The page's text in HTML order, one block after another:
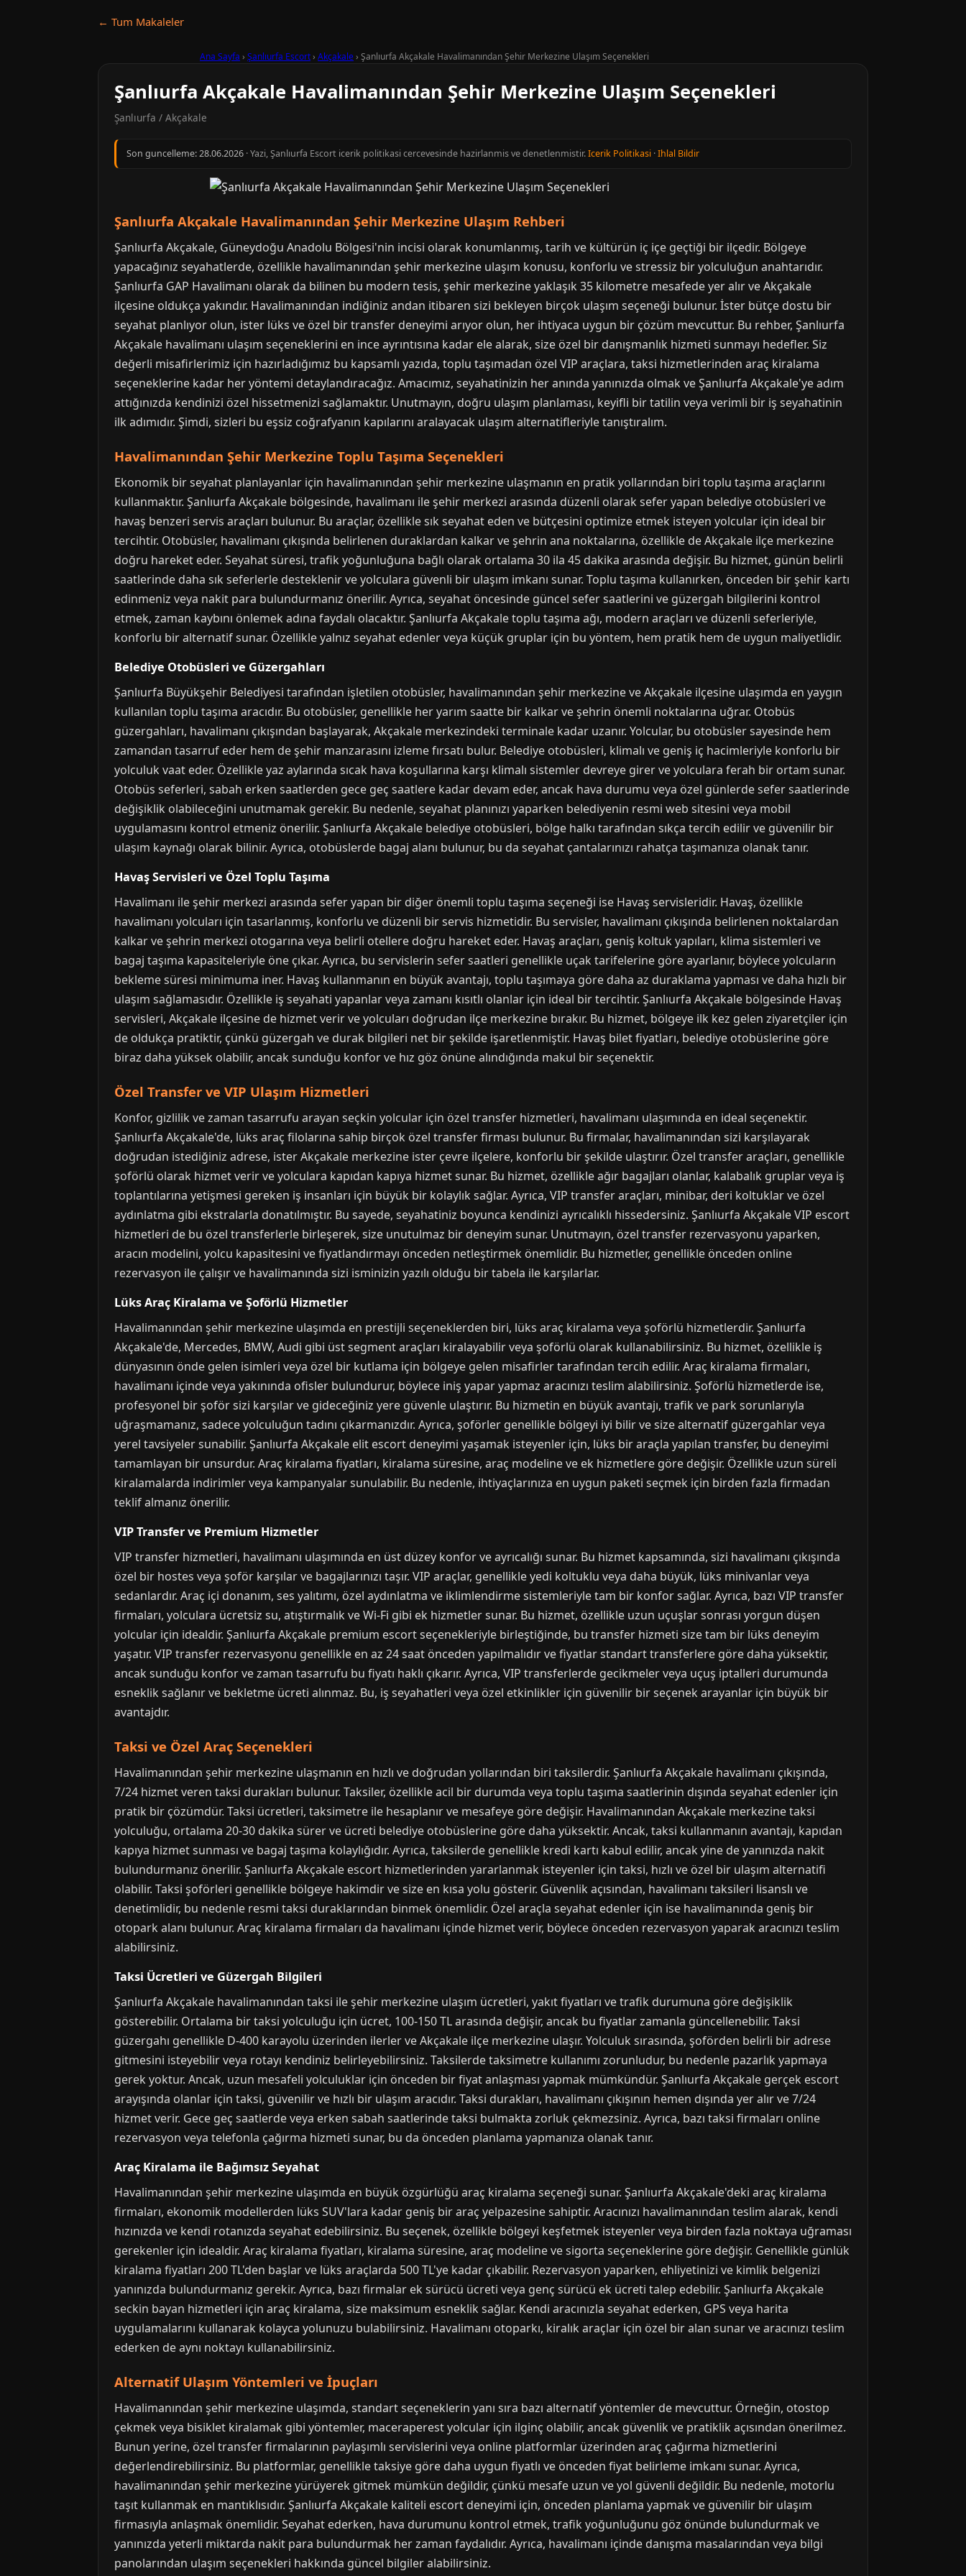
← Tum Makaleler
Ana Sayfa › Şanlıurfa Escort› Akçakale› Şanlıurfa Akçakale Havalimanından Şehir Merkezine Ulaşım Seçenekleri
Şanlıurfa Akçakale Havalimanından Şehir Merkezine Ulaşım Seçenekleri
Şanlıurfa / Akçakale
Son guncelleme:28.06.2026 · Yazi, Şanlıurfa Escort icerik politikasi cercevesinde hazirlanmis ve denetlenmistir.Icerik Politikasi ·Ihlal Bildir
Şanlıurfa Akçakale Havalimanından Şehir Merkezine Ulaşım Rehberi
Şanlıurfa Akçakale, Güneydoğu Anadolu Bölgesi'nin incisi olarak konumlanmış, tarih ve kültürün iç içe geçtiği bir ilçedir. Bölgeye
yapacağınız seyahatlerde, özellikle havalimanından şehir merkezine ulaşım konusu, konforlu ve stressiz bir yolculuğun anahtarıdır.
Şanlıurfa GAP Havalimanı olarak da bilinen bu modern tesis, şehir merkezine yaklaşık 35 kilometre mesafede yer alır ve Akçakale
ilçesine oldukça yakındır. Havalimanından indiğiniz andan itibaren sizi bekleyen birçok ulaşım seçeneği bulunur. İster bütçe dostu bir
seyahat planlıyor olun, ister lüks ve özel bir transfer deneyimi arıyor olun, her ihtiyaca uygun bir çözüm mevcuttur. Bu rehber, Şanlıurfa
Akçakale havalimanı ulaşım seçeneklerini en ince ayrıntısına kadar ele alarak, size özel bir danışmanlık hizmeti sunmayı hedefler. Siz
değerli misafirlerimiz için hazırladığımız bu kapsamlı yazıda, toplu taşımadan özel VIP araçlara, taksi hizmetlerinden araç kiralama
seçeneklerine kadar her yöntemi detaylandıracağız. Amacımız, seyahatinizin her anında yanınızda olmak ve Şanlıurfa Akçakale'ye adım
attığınızda kendinizi özel hissetmenizi sağlamaktır. Unutmayın, doğru ulaşım planlaması, keyifli bir tatilin veya verimli bir iş seyahatinin
ilk adımıdır. Şimdi, sizleri bu eşsiz coğrafyanın kapılarını aralayacak ulaşım alternatifleriyle tanıştıralım.
Havalimanından Şehir Merkezine Toplu Taşıma Seçenekleri
Ekonomik bir seyahat planlayanlar için havalimanından şehir merkezine ulaşmanın en pratik yollarından biri toplu taşıma araçlarını
kullanmaktır. Şanlıurfa Akçakale bölgesinde, havalimanı ile şehir merkezi arasında düzenli olarak sefer yapan belediye otobüsleri ve
havaş benzeri servis araçları bulunur. Bu araçlar, özellikle sık seyahat eden ve bütçesini optimize etmek isteyen yolcular için ideal bir
tercihtir. Otobüsler, havalimanı çıkışında belirlenen duraklardan kalkar ve şehrin ana noktalarına, özellikle de Akçakale ilçe merkezine
doğru hareket eder. Seyahat süresi, trafik yoğunluğuna bağlı olarak ortalama 30 ila 45 dakika arasında değişir. Bu hizmet, günün belirli
saatlerinde daha sık seferlerle desteklenir ve yolculara güvenli bir ulaşım imkanı sunar. Toplu taşıma kullanırken, önceden bir şehir kartı
edinmeniz veya nakit para bulundurmanız önerilir. Ayrıca, seyahat öncesinde güncel sefer saatlerini ve güzergah bilgilerini kontrol
etmek, zaman kaybını önlemek adına faydalı olacaktır. Şanlıurfa Akçakale toplu taşıma ağı, modern araçları ve düzenli seferleriyle,
konforlu bir alternatif sunar. Özellikle yalnız seyahat edenler veya küçük gruplar için bu yöntem, hem pratik hem de uygun maliyetlidir.
Belediye Otobüsleri ve Güzergahları
Şanlıurfa Büyükşehir Belediyesi tarafından işletilen otobüsler, havalimanından şehir merkezine ve Akçakale ilçesine ulaşımda en yaygın
kullanılan toplu taşıma aracıdır. Bu otobüsler, genellikle her yarım saatte bir kalkar ve şehrin önemli noktalarına uğrar. Otobüs
güzergahları, havalimanı çıkışından başlayarak, Akçakale merkezindeki terminale kadar uzanır. Yolcular, bu otobüsler sayesinde hem
zamandan tasarruf eder hem de şehir manzarasını izleme fırsatı bulur. Belediye otobüsleri, klimalı ve geniş iç hacimleriyle konforlu bir
yolculuk vaat eder. Özellikle yaz aylarında sıcak hava koşullarına karşı klimalı sistemler devreye girer ve yolculara ferah bir ortam sunar.
Otobüs seferleri, sabah erken saatlerden gece geç saatlere kadar devam eder, ancak hava durumu veya özel günlerde sefer saatlerinde
değişiklik olabileceğini unutmamak gerekir. Bu nedenle, seyahat planınızı yaparken belediyenin resmi web sitesini veya mobil
uygulamasını kontrol etmeniz önerilir. Şanlıurfa Akçakale belediye otobüsleri, bölge halkı tarafından sıkça tercih edilir ve güvenilir bir
ulaşım kaynağı olarak bilinir. Ayrıca, otobüslerde bagaj alanı bulunur, bu da seyahat çantalarınızı rahatça taşımanıza olanak tanır.
Havaş Servisleri ve Özel Toplu Taşıma
Havalimanı ile şehir merkezi arasında sefer yapan bir diğer önemli toplu taşıma seçeneği ise Havaş servisleridir. Havaş, özellikle
havalimanı yolcuları için tasarlanmış, konforlu ve düzenli bir servis hizmetidir. Bu servisler, havalimanı çıkışında belirlenen noktalardan
kalkar ve şehrin merkezi otogarına veya belirli otellere doğru hareket eder. Havaş araçları, geniş koltuk yapıları, klima sistemleri ve
bagaj taşıma kapasiteleriyle öne çıkar. Ayrıca, bu servislerin sefer saatleri genellikle uçak tarifelerine göre ayarlanır, böylece yolcuların
bekleme süresi minimuma iner. Havaş kullanmanın en büyük avantajı, toplu taşımaya göre daha az duraklama yapması ve daha hızlı bir
ulaşım sağlamasıdır. Özellikle iş seyahati yapanlar veya zamanı kısıtlı olanlar için ideal bir tercihtir. Şanlıurfa Akçakale bölgesinde Havaş
servisleri, Akçakale ilçesine de hizmet verir ve yolcuları doğrudan ilçe merkezine bırakır. Bu hizmet, bölgeye ilk kez gelen ziyaretçiler için
de oldukça pratiktir, çünkü güzergah ve durak bilgileri net bir şekilde işaretlenmiştir. Havaş bilet fiyatları, belediye otobüslerine göre
biraz daha yüksek olabilir, ancak sunduğu konfor ve hız göz önüne alındığında makul bir seçenektir.
Özel Transfer ve VIP Ulaşım Hizmetleri
Konfor, gizlilik ve zaman tasarrufu arayan seçkin yolcular için özel transfer hizmetleri, havalimanı ulaşımında en ideal seçenektir.
Şanlıurfa Akçakale'de, lüks araç filolarına sahip birçok özel transfer firması bulunur. Bu firmalar, havalimanından sizi karşılayarak
doğrudan istediğiniz adrese, ister Akçakale merkezine ister çevre ilçelere, konforlu bir şekilde ulaştırır. Özel transfer araçları, genellikle
şoförlü olarak hizmet verir ve yolculara kapıdan kapıya hizmet sunar. Bu hizmet, özellikle ağır bagajları olanlar, kalabalık gruplar veya iş
toplantılarına yetişmesi gereken iş insanları için büyük bir kolaylık sağlar. Ayrıca, VIP transfer araçları, minibar, deri koltuklar ve özel
aydınlatma gibi ekstralarla donatılmıştır. Bu sayede, seyahatiniz boyunca kendinizi ayrıcalıklı hissedersiniz. Şanlıurfa Akçakale VIP escort
hizmetleri de bu özel transferlerle birleşerek, size unutulmaz bir deneyim sunar. Unutmayın, özel transfer rezervasyonu yaparken,
aracın modelini, yolcu kapasitesini ve fiyatlandırmayı önceden netleştirmek önemlidir. Bu hizmetler, genellikle önceden online
rezervasyon ile çalışır ve havalimanında sizi isminizin yazılı olduğu bir tabela ile karşılarlar.
Lüks Araç Kiralama ve Şoförlü Hizmetler
Havalimanından şehir merkezine ulaşımda en prestijli seçeneklerden biri, lüks araç kiralama veya şoförlü hizmetlerdir. Şanlıurfa
Akçakale'de, Mercedes, BMW, Audi gibi üst segment araçları kiralayabilir veya şoförlü olarak kullanabilirsiniz. Bu hizmet, özellikle iş
dünyasının önde gelen isimleri veya özel bir kutlama için bölgeye gelen misafirler tarafından tercih edilir. Araç kiralama firmaları,
havalimanı içinde veya yakınında ofisler bulundurur, böylece iniş yapar yapmaz aracınızı teslim alabilirsiniz. Şoförlü hizmetlerde ise,
profesyonel bir şoför sizi karşılar ve gideceğiniz yere güvenle ulaştırır. Bu hizmetin en büyük avantajı, trafik ve park sorunlarıyla
uğraşmamanız, sadece yolculuğun tadını çıkarmanızdır. Ayrıca, şoförler genellikle bölgeyi iyi bilir ve size alternatif güzergahlar veya
yerel tavsiyeler sunabilir. Şanlıurfa Akçakale elit escort deneyimi yaşamak isteyenler için, lüks bir araçla yapılan transfer, bu deneyimi
tamamlayan bir unsurdur. Araç kiralama fiyatları, kiralama süresine, araç modeline ve ek hizmetlere göre değişir. Özellikle uzun süreli
kiralamalarda indirimler veya kampanyalar sunulabilir. Bu nedenle, ihtiyaçlarınıza en uygun paketi seçmek için birden fazla firmadan
teklif almanız önerilir.
VIP Transfer ve Premium Hizmetler
VIP transfer hizmetleri, havalimanı ulaşımında en üst düzey konfor ve ayrıcalığı sunar. Bu hizmet kapsamında, sizi havalimanı çıkışında
özel bir hostes veya şoför karşılar ve bagajlarınızı taşır. VIP araçlar, genellikle yedi koltuklu veya daha büyük, lüks minivanlar veya
sedanlardır. Araç içi donanım, ses yalıtımı, özel aydınlatma ve iklimlendirme sistemleriyle tam bir konfor sağlar. Ayrıca, bazı VIP transfer
firmaları, yolculara ücretsiz su, atıştırmalık ve Wi-Fi gibi ek hizmetler sunar. Bu hizmet, özellikle uzun uçuşlar sonrası yorgun düşen
yolcular için idealdir. Şanlıurfa Akçakale premium escort seçenekleriyle birleştiğinde, bu transfer hizmeti size tam bir lüks deneyim
yaşatır. VIP transfer rezervasyonu genellikle en az 24 saat önceden yapılmalıdır ve fiyatlar standart transferlere göre daha yüksektir,
ancak sunduğu konfor ve zaman tasarrufu bu fiyatı haklı çıkarır. Ayrıca, VIP transferlerde gecikmeler veya uçuş iptalleri durumunda
esneklik sağlanır ve bekletme ücreti alınmaz. Bu, iş seyahatleri veya özel etkinlikler için güvenilir bir seçenek arayanlar için büyük bir
avantajdır.
Taksi ve Özel Araç Seçenekleri
Havalimanından şehir merkezine ulaşmanın en hızlı ve doğrudan yollarından biri taksilerdir. Şanlıurfa Akçakale havalimanı çıkışında,
7/24 hizmet veren taksi durakları bulunur. Taksiler, özellikle acil bir durumda veya toplu taşıma saatlerinin dışında seyahat edenler için
pratik bir çözümdür. Taksi ücretleri, taksimetre ile hesaplanır ve mesafeye göre değişir. Havalimanından Akçakale merkezine taksi
yolculuğu, ortalama 20-30 dakika sürer ve ücreti belediye otobüslerine göre daha yüksektir. Ancak, taksi kullanmanın avantajı, kapıdan
kapıya hizmet sunması ve bagaj taşıma kolaylığıdır. Ayrıca, taksilerde genellikle kredi kartı kabul edilir, ancak yine de yanınızda nakit
bulundurmanız önerilir. Şanlıurfa Akçakale escort hizmetlerinden yararlanmak isteyenler için taksi, hızlı ve özel bir ulaşım alternatifi
olabilir. Taksi şoförleri genellikle bölgeye hakimdir ve size en kısa yolu gösterir. Güvenlik açısından, havalimanı taksileri lisanslı ve
denetimlidir, bu nedenle resmi taksi duraklarından binmek önemlidir. Özel araçla seyahat edenler için ise havalimanında geniş bir
otopark alanı bulunur. Araç kiralama firmaları da havalimanı içinde hizmet verir, böylece önceden rezervasyon yaparak aracınızı teslim
alabilirsiniz.
Taksi Ücretleri ve Güzergah Bilgileri
Şanlıurfa Akçakale havalimanından taksi ile şehir merkezine ulaşım ücretleri, yakıt fiyatları ve trafik durumuna göre değişiklik
gösterebilir. Ortalama bir taksi yolculuğu için ücret, 100-150 TL arasında değişir, ancak bu fiyatlar zamanla güncellenebilir. Taksi
güzergahı genellikle D-400 karayolu üzerinden ilerler ve Akçakale ilçe merkezine ulaşır. Yolculuk sırasında, şoförden belirli bir adrese
gitmesini isteyebilir veya rotayı kendiniz belirleyebilirsiniz. Taksilerde taksimetre kullanımı zorunludur, bu nedenle pazarlık yapmaya
gerek yoktur. Ancak, uzun mesafeli yolculuklar için önceden bir fiyat anlaşması yapmak mümkündür. Şanlıurfa Akçakale gerçek escort
arayışında olanlar için taksi, güvenilir ve hızlı bir ulaşım aracıdır. Taksi durakları, havalimanı çıkışının hemen dışında yer alır ve 7/24
hizmet verir. Gece geç saatlerde veya erken sabah saatlerinde taksi bulmakta zorluk çekmezsiniz. Ayrıca, bazı taksi firmaları online
rezervasyon veya telefonla çağırma hizmeti sunar, bu da önceden planlama yapmanıza olanak tanır.
Araç Kiralama ile Bağımsız Seyahat
Havalimanından şehir merkezine ulaşımda en büyük özgürlüğü araç kiralama seçeneği sunar. Şanlıurfa Akçakale'deki araç kiralama
firmaları, ekonomik modellerden lüks SUV'lara kadar geniş bir araç yelpazesine sahiptir. Aracınızı havalimanından teslim alarak, kendi
hızınızda ve kendi rotanızda seyahat edebilirsiniz. Bu seçenek, özellikle bölgeyi keşfetmek isteyenler veya birden fazla noktaya uğraması
gerekenler için idealdir. Araç kiralama fiyatları, kiralama süresine, araç modeline ve sigorta seçeneklerine göre değişir. Genellikle günlük
kiralama fiyatları 200 TL'den başlar ve lüks araçlarda 500 TL'ye kadar çıkabilir. Rezervasyon yaparken, ehliyetinizi ve kimlik belgenizi
yanınızda bulundurmanız gerekir. Ayrıca, bazı firmalar ek sürücü ücreti veya genç sürücü ek ücreti talep edebilir. Şanlıurfa Akçakale
seckin bayan hizmetleri için araç kiralama, size maksimum esneklik sağlar. Kendi aracınızla seyahat ederken, GPS veya harita
uygulamalarını kullanarak kolayca yolunuzu bulabilirsiniz. Havalimanı otoparkı, kiralık araçlar için özel bir alan sunar ve aracınızı teslim
ederken de aynı noktayı kullanabilirsiniz.
Alternatif Ulaşım Yöntemleri ve İpuçları
Havalimanından şehir merkezine ulaşımda, standart seçeneklerin yanı sıra bazı alternatif yöntemler de mevcuttur. Örneğin, otostop
çekmek veya bisiklet kiralamak gibi yöntemler, maceraperest yolcular için ilginç olabilir, ancak güvenlik ve pratiklik açısından önerilmez.
Bunun yerine, özel transfer firmalarının paylaşımlı servislerini veya online platformlar üzerinden araç çağırma hizmetlerini
değerlendirebilirsiniz. Bu platformlar, genellikle taksiye göre daha uygun fiyatlı ve önceden fiyat belirleme imkanı sunar. Ayrıca,
havalimanından şehir merkezine yürüyerek gitmek mümkün değildir, çünkü mesafe uzun ve yol güvenli değildir. Bu nedenle, motorlu
taşıt kullanmak en mantıklısıdır. Şanlıurfa Akçakale kaliteli escort deneyimi için, önceden planlama yapmak ve güvenilir bir ulaşım
firmasıyla anlaşmak önemlidir. Seyahat ederken, hava durumunu kontrol etmek, trafik yoğunluğunu göz önünde bulundurmak ve
yanınızda yeterli miktarda nakit para bulundurmak her zaman faydalıdır. Ayrıca, havalimanı içinde danışma masalarından veya bilgi
panolarından ulaşım seçenekleri hakkında güncel bilgiler alabilirsiniz.